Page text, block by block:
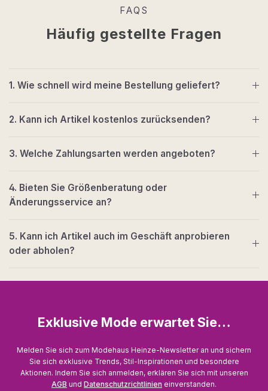
FAQS
Häufig gestellte Fragen
1. Wie schnell wird meine Bestellung geliefert?
2. Kann ich Artikel kostenlos zurücksenden?
3. Welche Zahlungsarten werden angeboten?
4. Bieten Sie Größenberatung oder
Änderungsservice an?
5. Kann ich Artikel auch im Geschäft anprobieren
oder abholen?
Exklusive Mode erwartet Sie…
Melden Sie sich zum Modehaus Heinze-Newsletter an und sichern
Sie sich exklusive Trends, Stil-Inspirationen und besondere
Aktionen. Indem Sie sich anmelden, erklären Sie sich mit unseren
AGB und Datenschutzrichtlinien einverstanden.